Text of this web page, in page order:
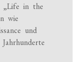
„Life in the
wie
und